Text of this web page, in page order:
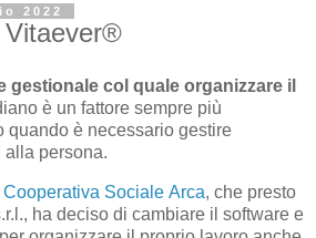
2022
Vitaever®
gestionale col quale organizzare il
è un fattore sempre più
quando è necessario gestire
alla persona.
Sociale Arca, che presto
ha deciso di cambiare il software e